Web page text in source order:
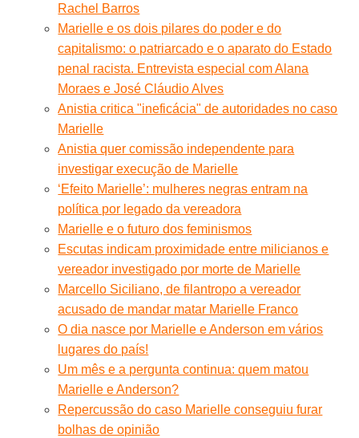
Rachel Barros
Marielle e os dois pilares do poder e do
capitalismo: o patriarcado e o aparato do Estado
penal racista. Entrevista especial com Alana
Moraes e José Cláudio Alves
Anistia critica "ineficácia" de autoridades no caso
Marielle
Anistia quer comissão independente para
investigar execução de Marielle
‘Efeito Marielle’: mulheres negras entram na
política por legado da vereadora
Marielle e o futuro dos feminismos
Escutas indicam proximidade entre milicianos e
vereador investigado por morte de Marielle
Marcello Siciliano, de filantropo a vereador
acusado de mandar matar Marielle Franco
O dia nasce por Marielle e Anderson em vários
lugares do país!
Um mês e a pergunta continua: quem matou
Marielle e Anderson?
Repercussão do caso Marielle conseguiu furar
bolhas de opinião